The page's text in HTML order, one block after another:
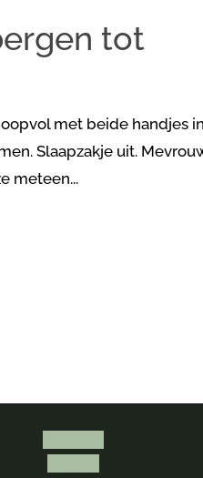
tot
met beide handjes
Slaapzakje uit.
meteen...